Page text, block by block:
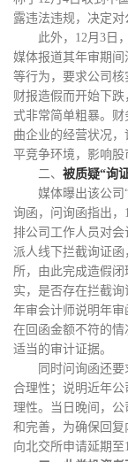
露违法违规，决定对
此外， 12月3日
媒体报道其年审期
等行为，要求公司核
财报造假而开始下
式非常简单粗暴。
曲企业的经营状况
平竞争环境，影响股
二、 被质疑“询
媒体曝出该公司
询函， 问询函指出，
排公司工作人员对
派人线下拦截询证
所，由此完成造假闭
实，是否存在拦截
年审会计师说明年
在回函金额不符的情
适当的审计证据。
同时问询函还
合理性；说明近年
理性。
当日晚间 ， 公
和完善，为确保回复
向北交所申请延期至